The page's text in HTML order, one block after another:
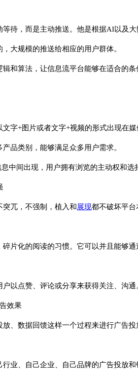
待，而是主动推送。他是根据AI以及
大规模的推送给相应的用户群体。
和算法，让信息流平台能够在适合的
字+图片或者文字+视频的形式出现在
品类别，能够满足众多用户需求。
中间出现，用户拥有浏览的主动权和
兀，不强制，植入和展现都不破坏平
片化的阅读的习惯。它可以并且能够
以点赞、评论或分享来获得关注、沟
效果
、数据回馈这样一个过程来进行广告
业、自己企业、自己品牌的广告投放